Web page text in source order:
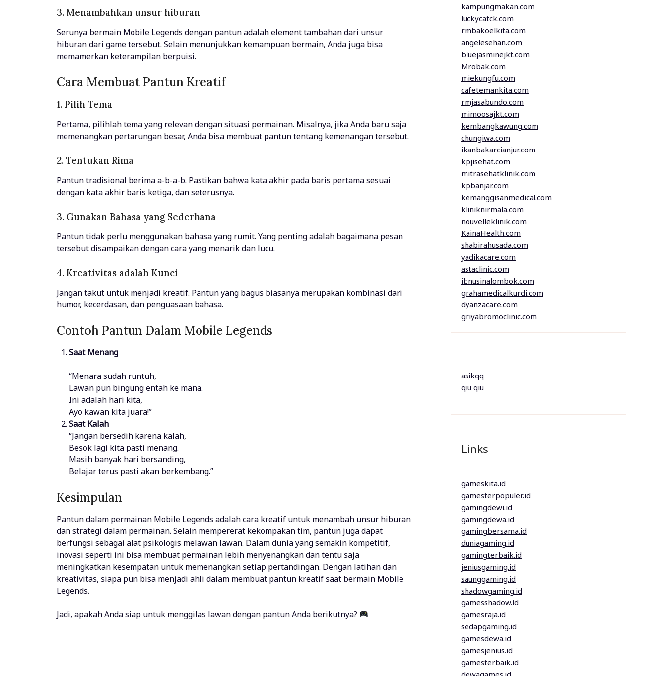
3. Menambahkan unsur hiburan
Serunya bermain Mobile Legends dengan pantun adalah element tambahan dari unsur
hiburan dari game tersebut. Selain menunjukkan kemampuan bermain, Anda juga bisa
memamerkan keterampilan berpuisi.
Cara Membuat Pantun Kreatif
1. Pilih Tema
Pertama, pilihlah tema yang relevan dengan situasi permainan. Misalnya, jika Anda baru saja
memenangkan pertarungan besar, Anda bisa membuat pantun tentang kemenangan tersebut.
2. Tentukan Rima
Pantun tradisional berima a-b-a-b. Pastikan bahwa kata akhir pada baris pertama sesuai
dengan kata akhir baris ketiga, dan seterusnya.
3. Gunakan Bahasa yang Sederhana
Pantun tidak perlu menggunakan bahasa yang rumit. Yang penting adalah bagaimana pesan
tersebut disampaikan dengan cara yang menarik dan lucu.
4. Kreativitas adalah Kunci
Jangan takut untuk menjadi kreatif. Pantun yang bagus biasanya merupakan kombinasi dari
humor, kecerdasan, dan penguasaan bahasa.
Contoh Pantun Dalam Mobile Legends
Saat Menang
“Menara sudah runtuh,
Lawan pun bingung entah ke mana.
Ini adalah hari kita,
Ayo kawan kita juara!”
Saat Kalah
“Jangan bersedih karena kalah,
Besok lagi kita pasti menang.
Masih banyak hari bersanding,
Belajar terus pasti akan berkembang.”
Kesimpulan
Pantun dalam permainan Mobile Legends adalah cara kreatif untuk menambah unsur hiburan
dan strategi dalam permainan. Selain mempererat kekompakan tim, pantun juga dapat
berfungsi sebagai alat psikologis melawan lawan. Dalam dunia yang semakin kompetitif,
inovasi seperti ini bisa membuat permainan lebih menyenangkan dan tentu saja
meningkatkan kesempatan untuk memenangkan setiap pertandingan. Dengan latihan dan
kreativitas, siapa pun bisa menjadi ahli dalam membuat pantun kreatif saat bermain Mobile
Legends.
Jadi, apakah Anda siap untuk menggilas lawan dengan pantun Anda berikutnya?
kampungmakan.com
luckycatck.com
rmbakoelkita.com
angelesehan.com
bluejasminejkt.com
Mrobak.com
miekungfu.com
cafetemankita.com
rmjasabundo.com
mimoosajkt.com
kembangkawung.com
chungiwa.com
ikanbakarcianjur.com
kpjisehat.com
mitrasehatklinik.com
kpbanjar.com
kemanggisanmedical.com
kliniknirmala.com
nouvelleklinik.com
KainaHealth.com
shabirahusada.com
yadikacare.com
astaclinic.com
ibnusinalombok.com
grahamedicalkurdi.com
dyanzacare.com
griyabromoclinic.com
asikqq
qiu qiu
Links
gameskita.id
gamesterpopuler.id
gamingdewi.id
gamingdewa.id
gamingbersama.id
duniagaming.id
gamingterbaik.id
jeniusgaming.id
saunggaming.id
shadowgaming.id
gamesshadow.id
gamesraja.id
sedapgaming.id
gamesdewa.id
gamesjenius.id
gamesterbaik.id
dewagames.id